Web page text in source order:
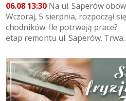
06.08 13:30 Na ul. Saperów
Wczoraj, 5 sierpnia, rozpoczął
chodników. Ile potrwają prace?
etap remontu ul. Saperów.